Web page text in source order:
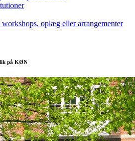
oplæg eller arrangementer
på KØN